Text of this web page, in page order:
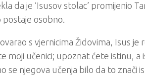
da je ’Isusov stolac’ promijenio
postaje osobno.
s vjernicima Židovima, Isus je
moji učenici; upoznat ćete istinu, a
se njegova učenja bilo da to znači